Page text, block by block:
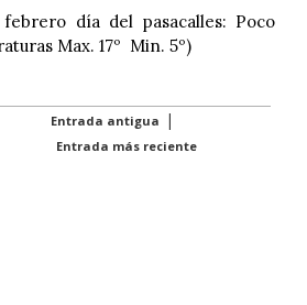
día del pasacalles: Poco
Max. 17º Min. 5º)
Entrada antigua |
Entrada más reciente